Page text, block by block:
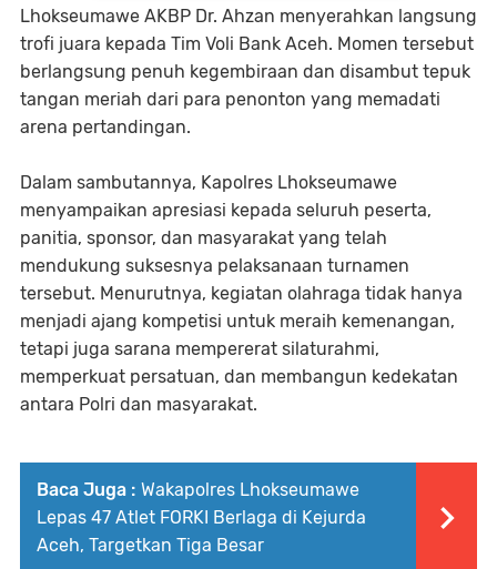
Lhokseumawe AKBP Dr. Ahzan menyerahkan langsung
trofi juara kepada Tim Voli Bank Aceh. Momen tersebut
berlangsung penuh kegembiraan dan disambut tepuk
tangan meriah dari para penonton yang memadati
arena pertandingan.
Dalam sambutannya, Kapolres Lhokseumawe
menyampaikan apresiasi kepada seluruh peserta,
panitia, sponsor, dan masyarakat yang telah
mendukung suksesnya pelaksanaan turnamen
tersebut. Menurutnya, kegiatan olahraga tidak hanya
menjadi ajang kompetisi untuk meraih kemenangan,
tetapi juga sarana mempererat silaturahmi,
memperkuat persatuan, dan membangun kedekatan
antara Polri dan masyarakat.
Baca Juga : Wakapolres Lhokseumawe
Lepas 47 Atlet FORKI Berlaga di Kejurda
Aceh, Targetkan Tiga Besar